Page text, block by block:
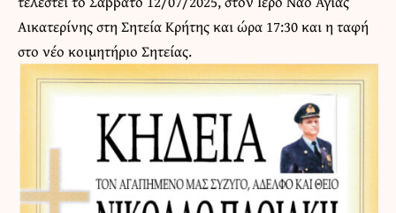
Αικατερίνης στη Σητεία Κρήτης και ώρα 17:30 και η ταφή
στο νέο κοιμητήριο Σητείας.